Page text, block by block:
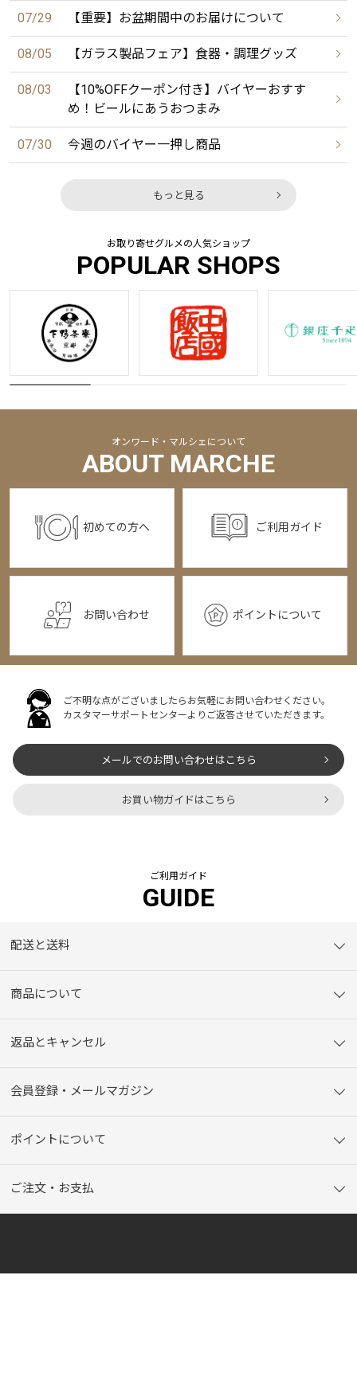
07/29 【重要】お盆期間中のお届けについて
08/05 【ガラス製品フェア】食器・調理グッズ
08/03
【10%OFFクーポン付き】バイヤーおすす
め！ビールにあうおつまみ
07/30 今週のバイヤー一押し商品
もっと見る
お取り寄せグルメの人気ショップ
POPULAR SHOPS
オンワード・マルシェについて
ABOUT MARCHE
初めての方へ ご利用ガイド
お問い合わせ ポイントについて
ご不明な点がございましたらお気軽にお問い合わせください。
カスタマーサポートセンターよりご返答させていただきます。
メールでのお問い合わせはこちら
お買い物ガイドはこちら
ご利用ガイド
GUIDE
配送と送料
商品について
返品とキャンセル
会員登録・メールマガジン
ポイントについて
ご注文・お支払